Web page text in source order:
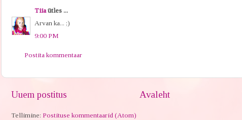
Tiiaütles ...
Arvan ka... ;)
9:00 PM
Postita kommentaar
Uuem postitus Avaleht
Tellimine: Postituse kommentaarid (Atom)